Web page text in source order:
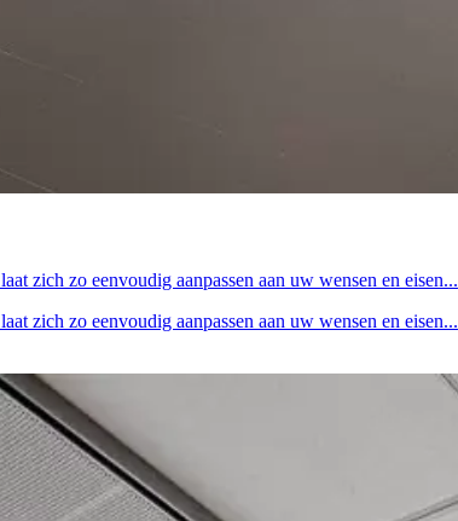
zich zo eenvoudig aanpassen aan uw wensen en eisen...
zich zo eenvoudig aanpassen aan uw wensen en eisen...